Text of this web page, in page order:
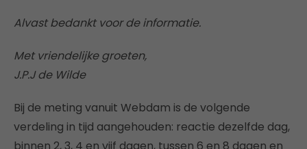
Alvast bedankt voor de informatie.
Met vriendelijke groeten,
J.P.J de Wilde
Bij de meting vanuit Webdam is de volgende
verdeling in tijd aangehouden: reactie dezelfde dag,
binnen 2, 3, 4 en vijf dagen, tussen 6 en 8 dagen en